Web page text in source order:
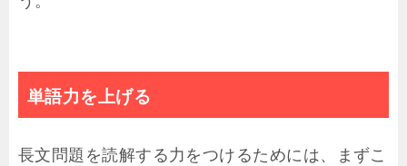
単語力を上げる
長文問題を読解する力をつけるためには、まずこ